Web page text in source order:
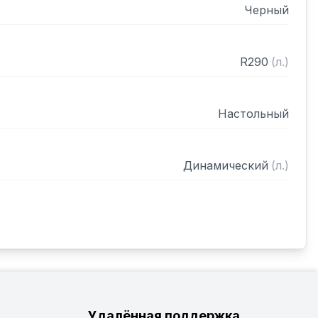
Черный
R290 (л.)
Настольный
Динамический (л.)